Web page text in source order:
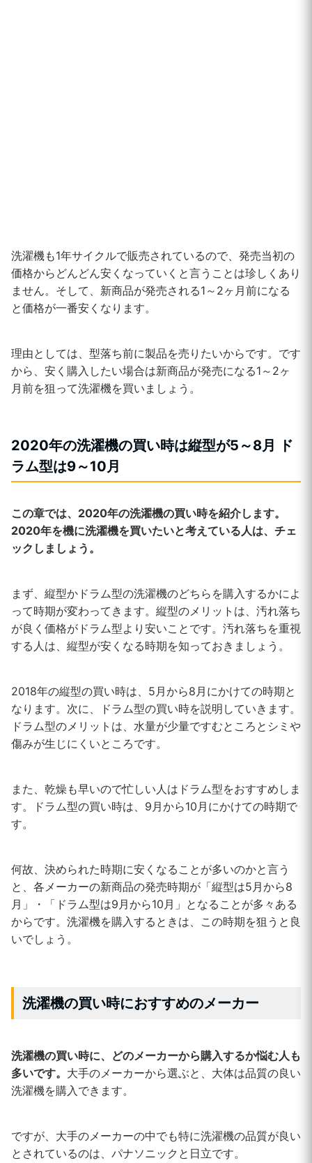
洗濯機も1年サイクルで販売されているので、発売当初の
価格からどんどん安くなっていくと言うことは珍しくあり
ません。そして、新商品が発売される1～2ヶ月前になる
と価格が一番安くなります。
理由としては、型落ち前に製品を売りたいからです。です
から、安く購入したい場合は新商品が発売になる1～2ヶ
月前を狙って洗濯機を買いましょう。
2020年の洗濯機の買い時は縦型が5～8月 ド
ラム型は9～10月
この章では、2020年の洗濯機の買い時を紹介します。
2020年を機に洗濯機を買いたいと考えている人は、チェ
ックしましょう。
まず、縦型かドラム型の洗濯機のどちらを購入するかによ
って時期が変わってきます。縦型のメリットは、汚れ落ち
が良く価格がドラム型より安いことです。汚れ落ちを重視
する人は、縦型が安くなる時期を知っておきましょう。
2018年の縦型の買い時は、5月から8月にかけての時期と
なります。次に、ドラム型の買い時を説明していきます。
ドラム型のメリットは、水量が少量ですむところとシミや
傷みが生じにくいところです。
また、乾燥も早いので忙しい人はドラム型をおすすめしま
す。ドラム型の買い時は、9月から10月にかけての時期で
す。
何故、決められた時期に安くなることが多いのかと言う
と、各メーカーの新商品の発売時期が「縦型は5月から8
月」・「ドラム型は9月から10月」となることが多々ある
からです。洗濯機を購入するときは、この時期を狙うと良
いでしょう。
洗濯機の買い時におすすめのメーカー
洗濯機の買い時に、どのメーカーから購入するか悩む人も
多いです。 大手のメーカーから選ぶと、大体は品質の良い
洗濯機を購入できます。
ですが、大手のメーカーの中でも特に洗濯機の品質が良い
とされているのは、パナソニックと日立です。